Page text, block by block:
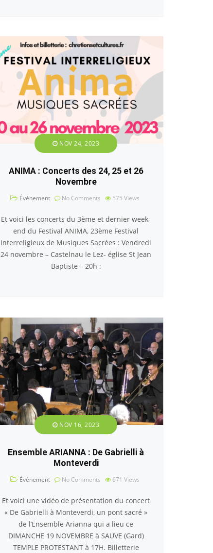
NOV 24, 2023
ANIMA : Concerts des 24, 25 et 26
Novembre
Événement No Comments 575 Views
Et voici les concerts du 3ème et dernier week-
end du Festival ANIMA, 23ème Festival
Interreligieux de Musiques Sacrées : Vendredi
24 novembre – Castelnau le Lez- église St Jean
Baptiste – 20h :
NOV 16, 2023
Ensemble ARIANNA : De Gabrielli à
Monteverdi
Événement No Comments 671 Views
Et voici une vidéo de présentation du concert
« De Gabrielli à Monteverdi, un pont sacré »
de l’Ensemble Arianna qui a lieu ce
DIMANCHE 19 NOVEMBRE à SAUVE (Gard)
TEMPLE PROTESTANT à 17H. Billetterie